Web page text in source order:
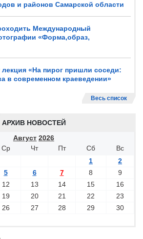
и районов Самарской области
Международный
«Форма,образ,
«На пирог пришли соседи:
в современном краеведении»
Весь список
АРХИВ НОВОСТЕЙ
Август 2026
Ср Чт Пт Сб
Вс
1
2
5 6 7 8
9
12 13 14 15
16
19 20 21 22
23
26 27 28 29
30